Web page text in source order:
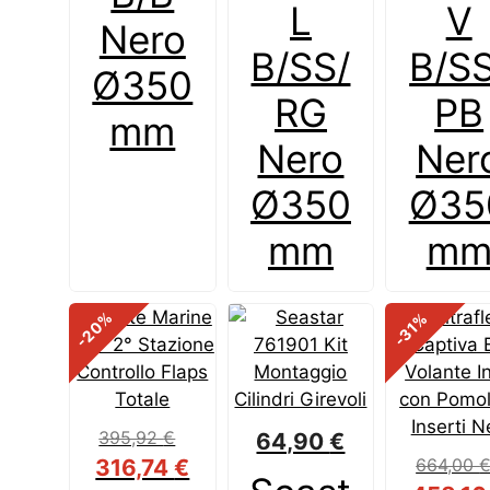
Nero
Ø350
mm
L
B/SS/
RG
Nero
Ø350
mm
V
B/
PB
-20
%
395,92€
Il
316,74€
64,90€
-31
%
664,00